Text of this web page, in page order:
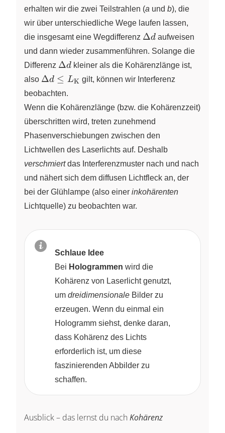
erhalten wir die zwei Teilstrahlen (a und b), die
wir über unterschiedliche Wege laufen lassen,
die insgesamt eine Wegdifferenz \Delta
d
Δd aufweisen
und dann wieder zusammenführen. Solange die
Differenz \Delta
d
Δd kleiner als die Kohärenzlänge ist,
also \Delta d
\leq
Δd ≤ LK gilt, können wir Interferenz
beobachten.
Wenn die Kohärenzlänge (bzw. die Kohärenzzeit)
überschritten wird, treten zunehmend
Phasenverschiebungen zwischen den
Lichtwellen des Laserlichts auf. Deshalb
verschmiertdas Interferenzmuster nach und nach
und nähert sich dem diffusen Lichtfleck an, der
bei der Glühlampe (also einer inkohärenten
Lichtquelle) zu beobachten war.
Schlaue Idee
Bei Hologrammen wird die
Kohärenz von Laserlicht genutzt,
um dreidimensionale Bilder zu
erzeugen. Wenn du einmal ein
Hologramm siehst, denke daran,
dass Kohärenz des Lichts
erforderlich ist, um diese
faszinierenden Abbilder zu
schaffen.
Ausblick – das lernst du nach Kohärenz